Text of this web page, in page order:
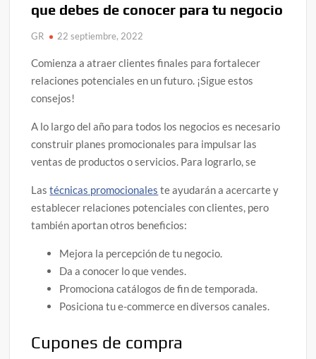
que debes de conocer para tu negocio
GR 22 septiembre, 2022
Comienza a atraer clientes finales para fortalecer
relaciones potenciales en un futuro. ¡Sigue estos
consejos!
A lo largo del año para todos los negocios es necesario
construir planes promocionales para impulsar las
ventas de productos o servicios. Para lograrlo, se
Lastécnicas promocionales te ayudarán a acercarte y
establecer relaciones potenciales con clientes, pero
también aportan otros beneficios:
Mejora la percepción de tu negocio.
Da a conocer lo que vendes.
Promociona catálogos de fin de temporada.
Posiciona tu e-commerce en diversos canales.
Cupones de compra